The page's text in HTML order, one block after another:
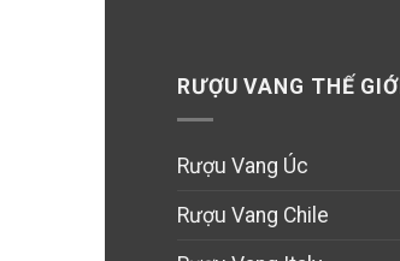
RƯỢU VANG THẾ GIỚI
Rượu Vang Úc
Rượu Vang Chile